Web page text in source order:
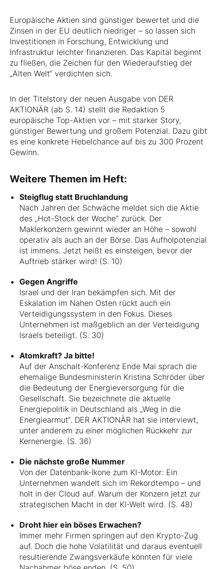
Europäische Aktien sind günstiger bewertet und die
Zinsen in der EU deutlich niedriger – so lassen sich
Investitionen in Forschung, Entwicklung und
Infrastruktur leichter finanzieren. Das Kapital beginnt
zu fließen, die Zeichen für den Wiederaufstieg der
„Alten Welt“ verdichten sich.
In der Titelstory der neuen Ausgabe von DER
AKTIONÄR (ab S. 14) stellt die Redaktion 5
europäische Top-Aktien vor – mit starker Story,
günstiger Bewertung und großem Potenzial. Dazu gibt
es eine konkrete Hebelchance auf bis zu 300 Prozent
Gewinn.
Weitere Themen im Heft:
Steigflug statt Bruchlandung
Nach Jahren der Schwäche meldet sich die Aktie
des „Hot-Stock der Woche” zurück. Der
Maklerkonzern gewinnt wieder an Höhe – sowohl
operativ als auch an der Börse. Das Aufholpotenzial
ist immens. Jetzt heißt es einsteigen, bevor der
Auftrieb stärker wird! (S. 10)
Gegen Angriffe
Israel und der Iran bekämpfen sich. Mit der
Eskalation im Nahen Osten rückt auch ein
Verteidigungssystem in den Fokus. Dieses
Unternehmen ist maßgeblich an der Verteidigung
Israels beteiligt. (S. 30)
Atomkraft? Ja bitte!
Auf der Anschalt-Konferenz Ende Mai sprach die
ehemalige Bundesministerin Kristina Schröder über
die Bedeutung der Energieversorgung für die
Gesellschaft. Sie bezeichnete die aktuelle
Energiepolitik in Deutschland als „Weg in die
Energiearmut“. DER AKTIONÄR hat sie interviewt,
unter anderem zu einer möglichen Rückkehr zur
Kernenergie. (S. 36)
Die nächste große Nummer
Von der Datenbank-Ikone zum KI-Motor: Ein
Unternehmen wandelt sich im Rekordtempo – und
holt in der Cloud auf. Warum der Konzern jetzt zur
strategischen Macht in der KI-Welt wird. (S. 48)
Droht hier ein böses Erwachen?
Immer mehr Firmen springen auf den Krypto-Zug
auf. Doch die hohe Volatilität und daraus eventuell
resultierende Zwangsverkäufe könnten für viele